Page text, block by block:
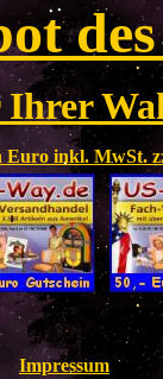
Ihrer
Euro inkl. MwSt.
Impressum